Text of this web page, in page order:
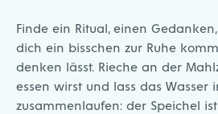
Finde ein Ritual, einen
dich ein bisschen zur Ruhe
denken lässt. Rieche an der
essen wirst und lass das Wasser
zusammenlaufen: der Speichel